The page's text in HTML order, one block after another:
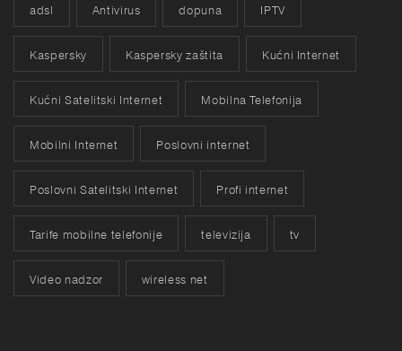
adsl Antivirus dopuna IPTV
Kaspersky Kaspersky zaštita Kućni Internet
Kućni Satelitski Internet Mobilna Telefonija
Mobilni Internet Poslovni internet
Poslovni Satelitski Internet Profi internet
Tarife mobilne telefonije televizija tv
Video nadzor wireless net